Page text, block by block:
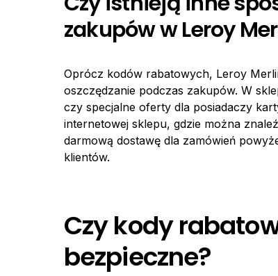
zakupów w Leroy
Oprócz kodów rabatowych, Leroy
oszczędzanie podczas zakupów. W
czy specjalne oferty dla posiadaczy
internetowej sklepu, gdzie można
darmową dostawę dla zamówień
klientów.
Czy kody
bezpieczne?